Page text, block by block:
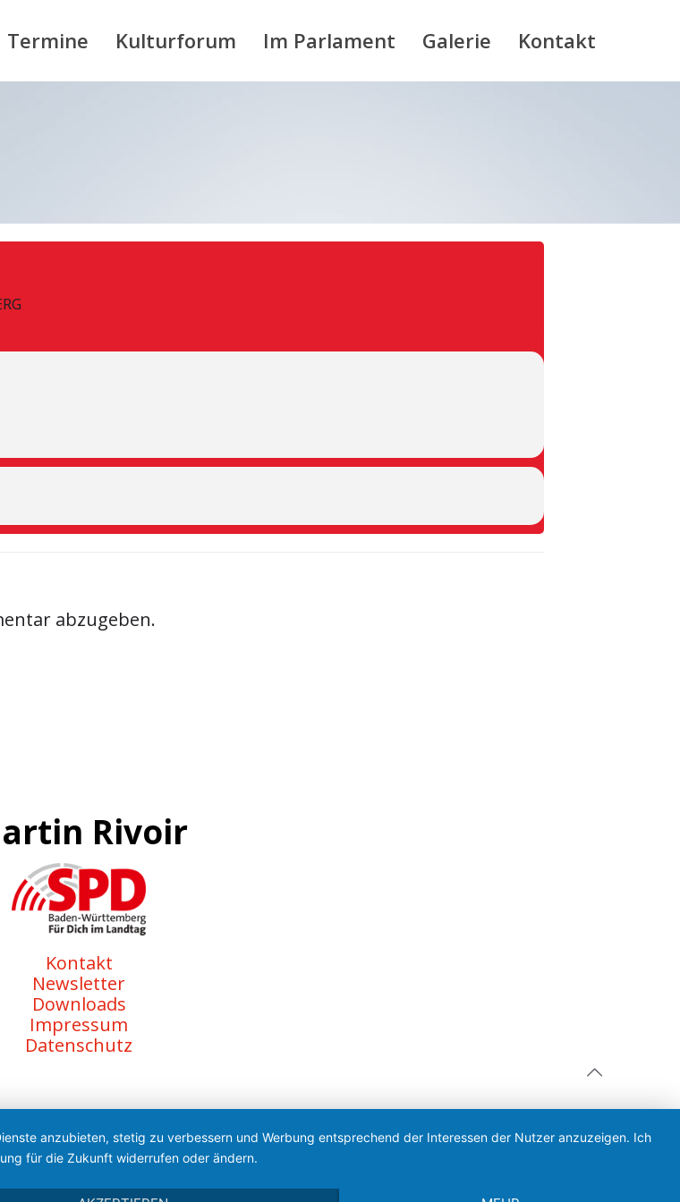
Termine Kulturforum Im Parlament Galerie Kontakt
abzugeben.
Rivoir
Kontakt
Newsletter
Downloads
Impressum
Datenschutz
anzubieten, stetig zu verbessern und Werbung entsprechend der Interessen der Nutzer anzuzeigen. Ich
für die Zukunft widerrufen oder ändern.